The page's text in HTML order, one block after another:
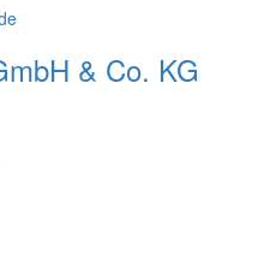
& Co. KG